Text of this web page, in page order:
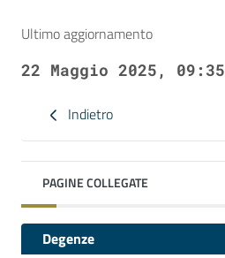
Indietro
PAGINE COLLEGATE
Degenze
Ultimo aggiornamento
22 Maggio 2025, 09:35